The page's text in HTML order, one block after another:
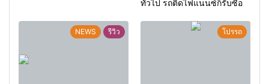
ทั่วไป รถติดไฟแนนซ์ก็รับซื้อ
NEWS รีวิว โปรรถ